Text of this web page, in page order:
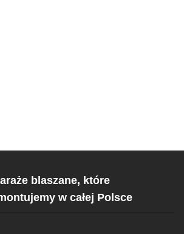
blaszane, które
w całej Polsce